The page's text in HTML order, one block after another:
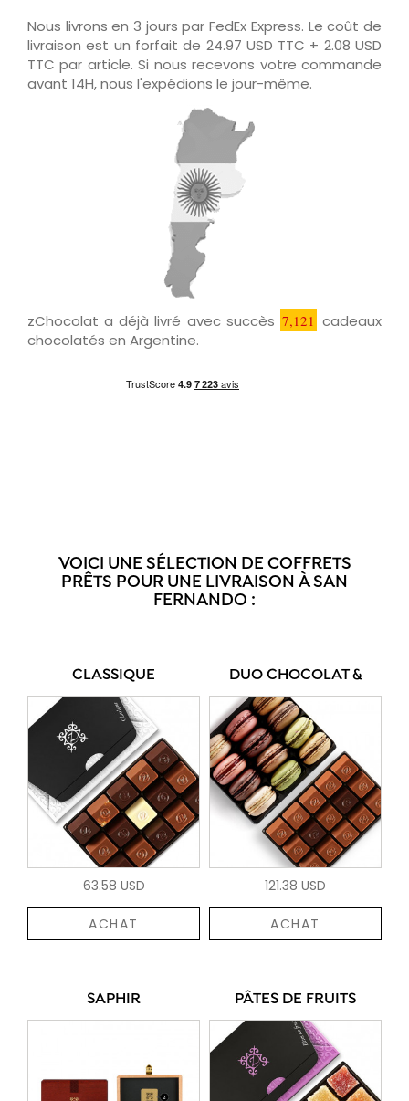
Nous livrons en 3 jours par FedEx Express. Le coût de
livraison est un forfait de 24.97 USD TTC + 2.08 USD
TTC par article. Si nous recevons votre commande
avant 14H, nous l'expédions le jour-même.
zChocolat a déjà livré avec succès 7,121 cadeaux
chocolatés en Argentine.
VOICI UNE SÉLECTION DE COFFRETS
PRÊTS POUR UNE LIVRAISON À SAN
FERNANDO :
CLASSIQUE
63.58 USD
ACHAT
DUO CHOCOLAT &
121.38 USD
ACHAT
SAPHIR PÂTES DE FRUITS